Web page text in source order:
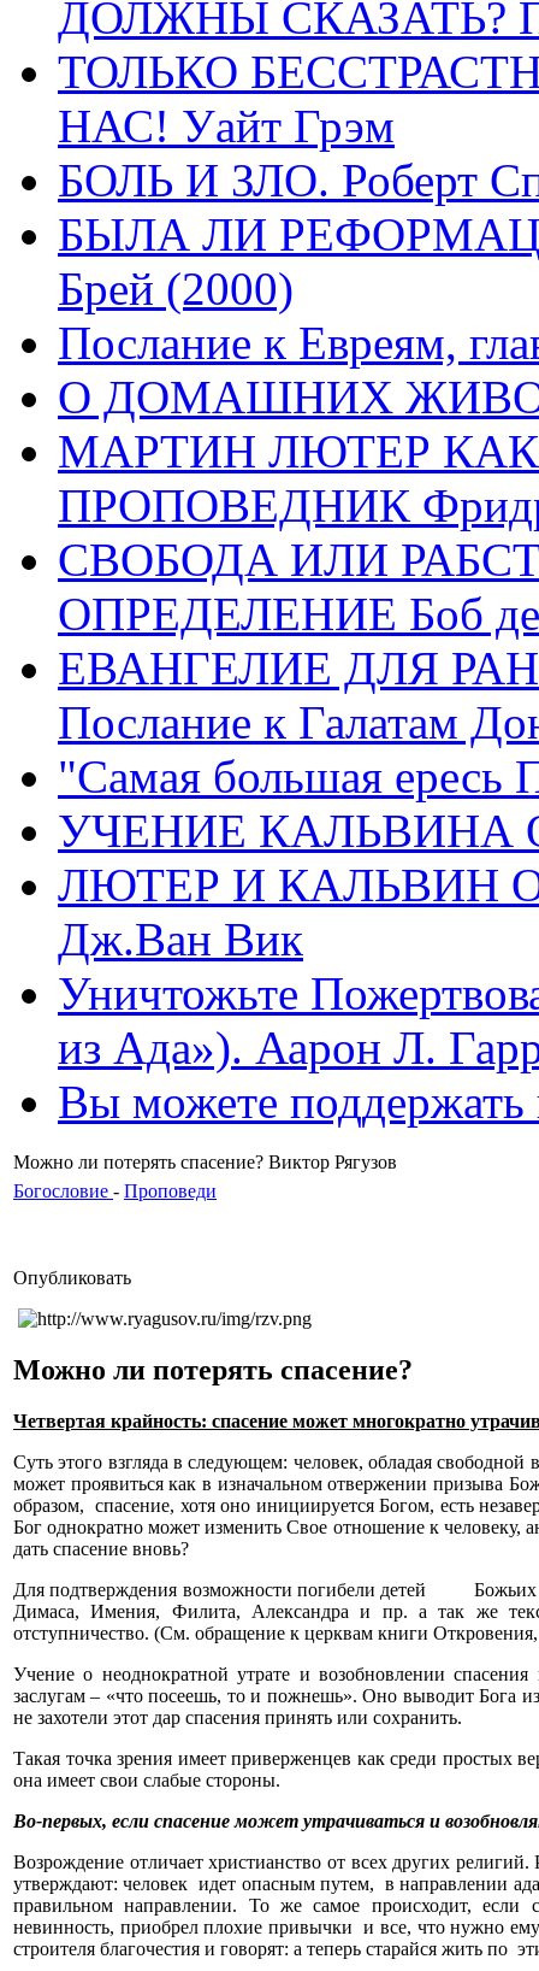
ДОЛЖНЫ СКАЗАТЬ?
ТОЛЬКО
НАС! Уайт Грэм
БОЛЬ И ЗЛО. Роберт
БЫЛА ЛИ
Брей (2000)
Послание к Евреям,
О ДОМАШНИХ
МАРТИН ЛЮТЕР
ПРОПОВЕДНИК
СВОБОДА ИЛИ
ОПРЕДЕЛЕНИЕ Боб де
ЕВАНГЕЛИЕ ДЛЯ
Послание к Галатам
"Самая большая ересь
УЧЕНИЕ КАЛЬВИНА
ЛЮТЕР И КАЛЬВИН
Дж.Ван Вик
Уничтожьте
из Ада»). Аарон Л.
Вы можете
Можно ли потерять спасение? Виктор Рягузов
Богословие - Проповеди
Опубликовать
Можно ли потерять спасение?
Четвертая крайность: спасение может многократно
Суть этого взгляда в следующем: человек, обладая
может проявиться как в изначальном отвержении призыва
образом, спасение, хотя оно инициируется Богом, есть
Бог однократно может изменить Свое отношение к человеку,
дать спасение вновь?
Для подтверждения возможности погибели детей Божьих
Димаса, Имения, Филита, Александра и пр. а так же
отступничество. (См. обращение к церквам книги
Учение о неоднократной утрате и возобновлении
заслугам – «что посеешь, то и пожнешь». Оно выводит Бога
не захотели этот дар спасения принять или сохранить.
Такая точка зрения имеет приверженцев как среди простых
она имеет свои слабые стороны.
Во-первых, если спасение может утрачиваться и
Возрождение отличает христианство от всех других
утверждают: человек идет опасным путем, в направлении
правильном направлении. То же самое происходит, если
невинность, приобрел плохие привычки и все, что нужно ему
строителя благочестия и говорят: а теперь старайся жить по